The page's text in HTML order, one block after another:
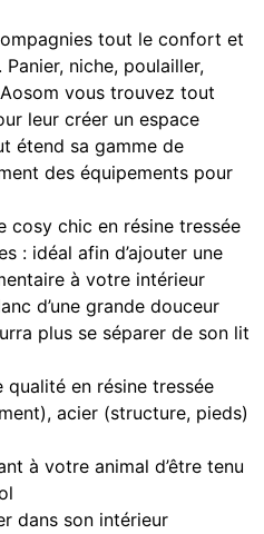
tout le confort et
niche, poulailler,
vous trouvez tout
leur créer un espace
étend sa gamme de
des équipements pour
cosy chic en résine tressée
: idéal afin d’ajouter une
à votre intérieur
d’une grande douceur
plus se séparer de son lit
en résine tressée
acier (structure, pieds)
à votre animal d’être tenu
dans son intérieur